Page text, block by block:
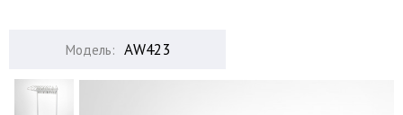
Модель: AW423